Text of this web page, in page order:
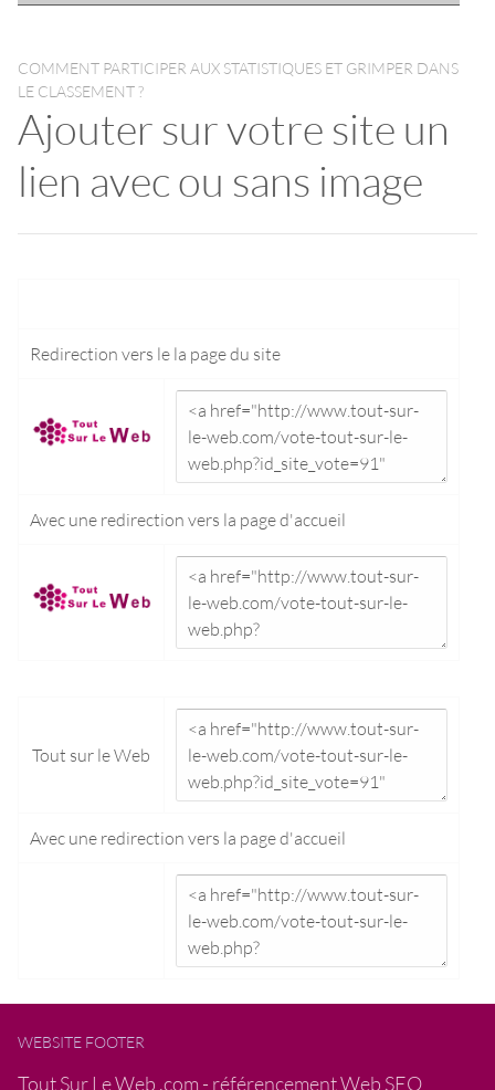
COMMENT PARTICIPER AUX STATISTIQUES ET GRIMPER DANS
LE CLASSEMENT ?
Ajouter sur votre site un
lien avec ou sans image
Redirection vers le la page du site
Avec une redirection vers la page d'accueil
Tout sur le Web
Avec une redirection vers la page d'accueil
WEBSITE FOOTER
Tout Sur Le Web .com - référencement Web SEO